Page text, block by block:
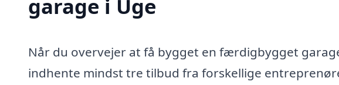
garage i Uge
Når du overvejer at få bygget en færdigbygget
indhente mindst tre tilbud fra forskellige